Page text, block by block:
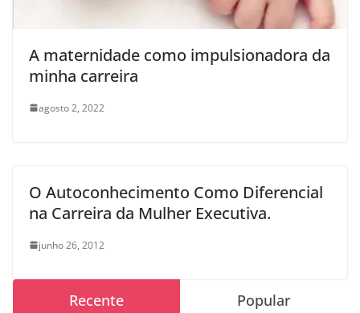
A maternidade como impulsionadora da
minha carreira
agosto 2, 2022
O Autoconhecimento Como Diferencial
na Carreira da Mulher Executiva.
junho 26, 2012
Recente Popular